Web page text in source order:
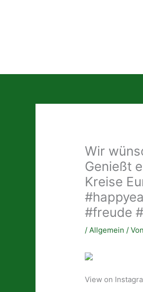
Wir
Genießt
Kreise
#freude
/Allgemein / Von
View on